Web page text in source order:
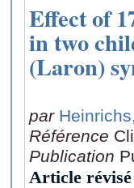
Effect of
in two
(Laron)
par
Référence
Publication
Article